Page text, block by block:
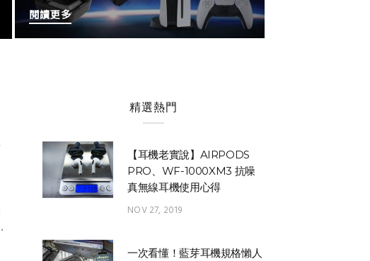
閱讀更多
精選熱門
【耳機老實說】AIRPODS
PRO、WF-1000XM3 抗噪
真無線耳機使用心得
NOV 27, 2019
一次看懂！藍芽耳機規格懶人